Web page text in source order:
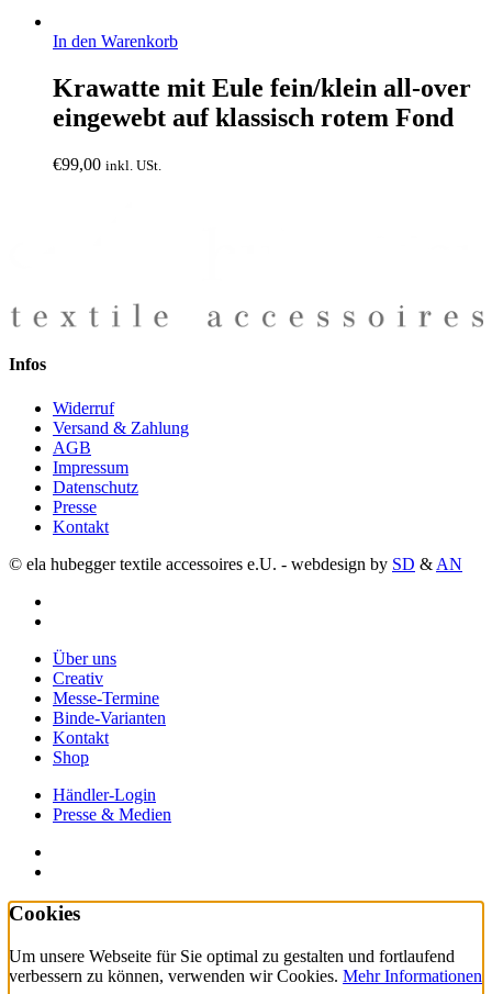
In den Warenkorb
Krawatte mit Eule fein/klein all-over
eingewebt auf klassisch rotem Fond
€99,00 inkl. USt.
Infos
Widerruf
Versand & Zahlung
AGB
Impressum
Datenschutz
Presse
Kontakt
© ela hubegger textile accessoires e.U. - webdesign by SD & AN
Close
Menu
Über uns
Creativ
Messe-Termine
Binde-Varianten
Kontakt
Shop
Händler-Login
Presse & Medien
Cookies
Um unsere Webseite für Sie optimal zu gestalten und fortlaufend
verbessern zu können, verwenden wir Cookies. Mehr Informationen